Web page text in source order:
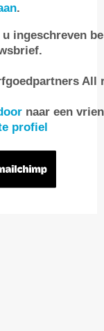
.
ingeschreven
All
naar een
profiel